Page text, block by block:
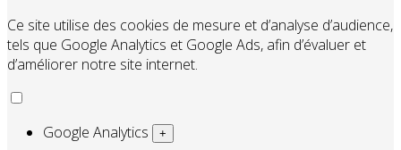
Ce site utilise des cookies de mesure et d’analyse d’audience,
tels que Google Analytics et Google Ads, afin d’évaluer et
d’améliorer notre site internet.
Google Analytics +